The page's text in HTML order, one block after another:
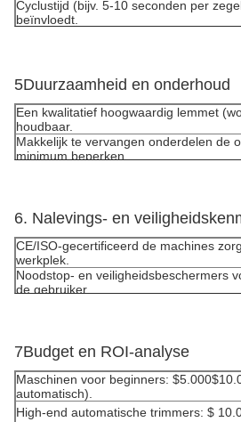
Cyclustijd (bijv. 5-10 seconden per
beïnvloedt.
5Duurzaamheid en onderhoud
Een kwalitatief hoogwaardig lemmet
houdbaar.
Makkelijk te vervangen onderdelen de
minimum beperken.
6. Nalevings- en
CE/ISO-gecertificeerd de machines
werkplek.
Noodstop- en veiligheidsbeschermers
de gebruiker.
7Budget en ROI-analyse
Maschinen voor beginners:
automatisch).
High-end automatische trimmers: $